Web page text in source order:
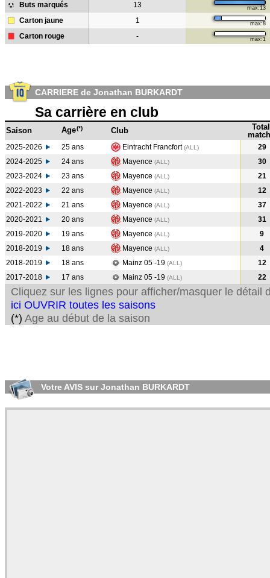
Buts marqués 13 max:13
Carton jaune 1 max:8
Carton rouge - max:1
CARRIERE de Jonathan BURKARDT
Sa carrière en club
Saison Age(*) Club
Total
2025-2026 25 ans Eintracht Francfort(ALL)
29
2024-2025
24 ans Mayence (ALL )
30
2023-2024
23 ans Mayence (ALL )
21
2022-2023
22 ans Mayence (ALL )
12
2021-2022
21 ans Mayence (ALL )
37
2020-2021
20 ans Mayence (ALL )
31
2019-2020
19 ans Mayence (ALL )
9
2018-2019
18 ans Mayence (ALL )
4
2018-2019
18 ans Mainz 05 -19 (ALL )
12
2017-2018
17 ans Mainz 05 -19 (ALL ) 22
Cliquez sur les lignes pour afficher/masquer le détail
ici OUVRIR toutes les saisons
(*) Age au début de la saison
Votre AVIS sur Jonathan BURKARDT